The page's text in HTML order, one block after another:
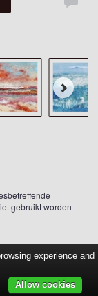
gebruikt worden
experience and
Allow cookies